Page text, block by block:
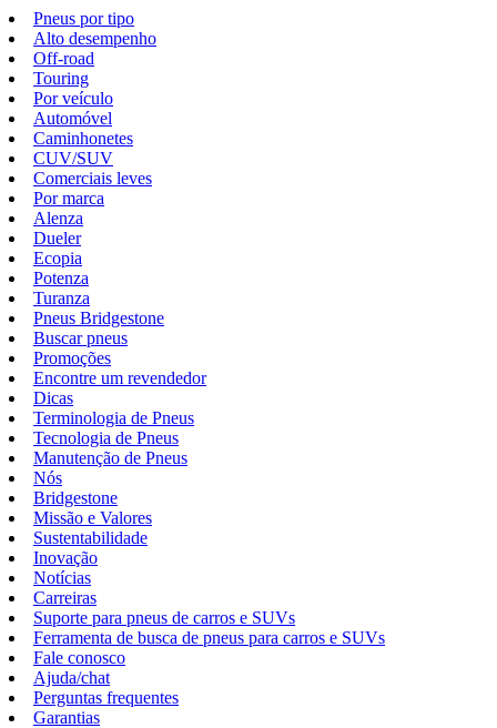
Pneus por tipo
Alto desempenho
Off-road
Touring
Por veículo
Automóvel
Caminhonetes
CUV/SUV
Comerciais leves
Por marca
Alenza
Dueler
Ecopia
Potenza
Turanza
Pneus Bridgestone
Buscar pneus
Promoções
Encontre um revendedor
Dicas
Terminologia de Pneus
Tecnologia de Pneus
Manutenção de Pneus
Nós
Bridgestone
Missão e Valores
Sustentabilidade
Inovação
Notícias
Carreiras
Suporte para pneus de carros e SUVs
Ferramenta de busca de pneus para carros e SUVs
Fale conosco
Ajuda/chat
Perguntas frequentes
Garantias